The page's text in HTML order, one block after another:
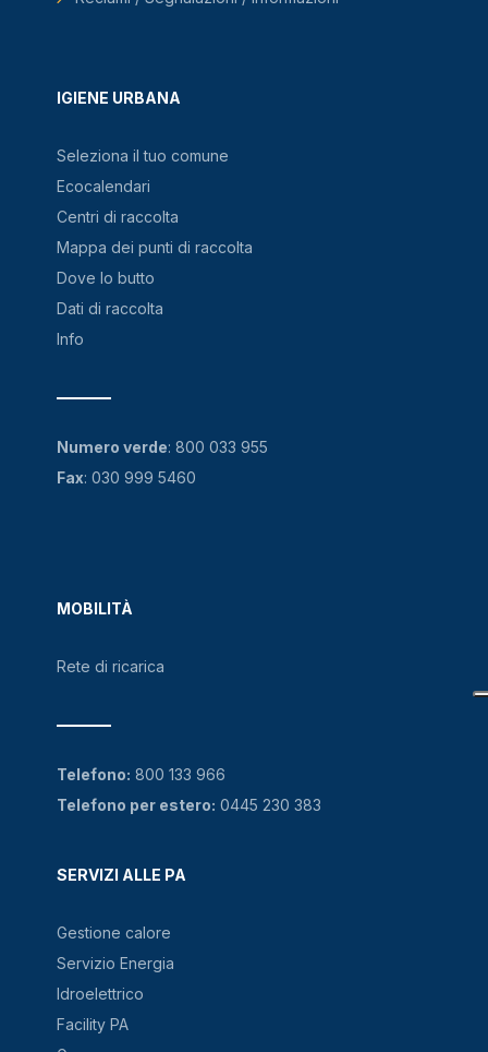
IGIENE URBANA
Seleziona il tuo comune
Ecocalendari
Centri di raccolta
Mappa dei punti di raccolta
Dove lo butto
Dati di raccolta
Info
MOBILITÀ
Rete di ricarica
SERVIZI ALLE PA
Gestione calore
Servizio Energia
Idroelettrico
Facility PA
Numero verde: 800 033 955
Fax: 030 999 5460
Telefono: 800 133 966
Telefono per estero: 0445 230 383